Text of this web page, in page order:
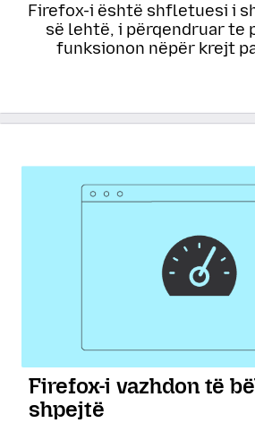
Firefox-i është shfletuesi i
së lehtë, i përqendruar te
funksionon nëpër krejt
Firefox-i vazhdon të
shpejtë